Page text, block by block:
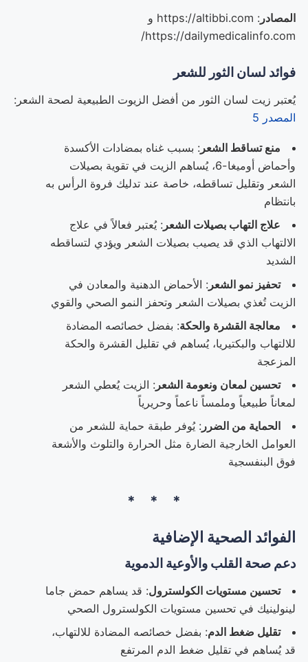
المصادر
: https://altibbi.com و
https://dailymedicalinfo.com/
فوائد لسان الثور للشعر
يُعتبر زيت لسان الثور من أفضل الزيوت الطبيعية لصحة الشعر:
المصدر 5
منع تساقط الشعر: بسبب غناه بمضادات الأكسدة
وأحماض أوميغا-6، يُساهم الزيت في تقوية بصيلات
الشعر وتقليل تساقطه، خاصة عند تدليك فروة الرأس به
بانتظام
علاج التهاب بصيلات الشعر: يُعتبر فعالاً في علاج
الالتهاب الذي قد يصيب بصيلات الشعر ويؤدي لتساقطه
الشديد
تحفيز نمو الشعر: الأحماض الدهنية والمعادن في
الزيت تُغذي بصيلات الشعر وتحفز النمو الصحي والقوي
معالجة القشرة والحكة: بفضل خصائصه المضادة
للالتهاب والبكتيريا، يُساهم في تقليل القشرة والحكة
المزعجة
تحسين لمعان ونعومة الشعر: الزيت يُعطي الشعر
لمعاناً طبيعياً وملمساً ناعماً وحريرياً
الحماية من الضرر: يُوفر طبقة حماية للشعر من
العوامل الخارجية الضارة مثل الحرارة والتلوث والأشعة
فوق البنفسجية
الفوائد الصحية الإضافية
دعم صحة القلب والأوعية الدموية
تحسين مستويات الكولسترول: قد يساهم حمض جاما
لينولينيك في تحسين مستويات الكولسترول الصحي
تقليل ضغط الدم: بفضل خصائصه المضادة للالتهاب،
قد يُساهم في تقليل ضغط الدم المرتفع